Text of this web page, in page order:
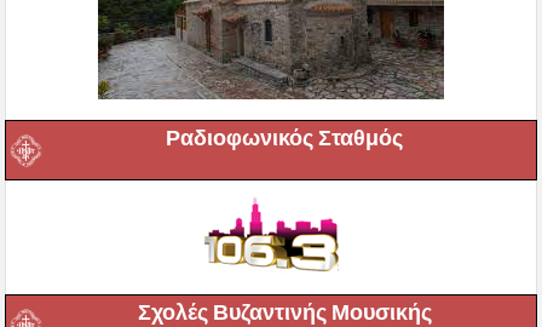
Ραδιοφωνικός Σταθμός
Σχολές Βυζαντινής Μουσικής